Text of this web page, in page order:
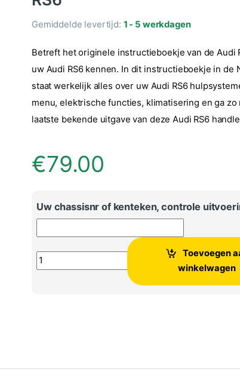
Gemiddelde levertijd: 1 - 5 werkdagen
Betreft het originele instructieboekje van de Audi
uw Audi RS6 kennen. In dit instructieboekje in de
staat werkelijk alles over uw Audi RS6
menu, elektrische functies, klimatisering en ga zo
laatste bekende uitgave van deze Audi RS6
€79.00
Uw chassisnr of kenteken, controle
Originele handleiding instructieboekje Audi RS6
Toevoegen
winkelwagen